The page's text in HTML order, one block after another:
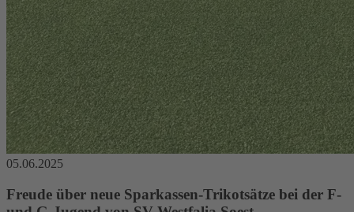
05.06.2025
Freude über neue Sparkassen-Trikotsätze bei der F-